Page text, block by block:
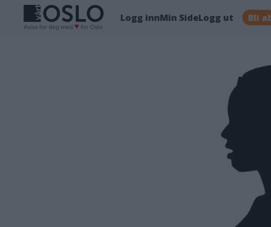
Logg innMin SideLogg ut Bli